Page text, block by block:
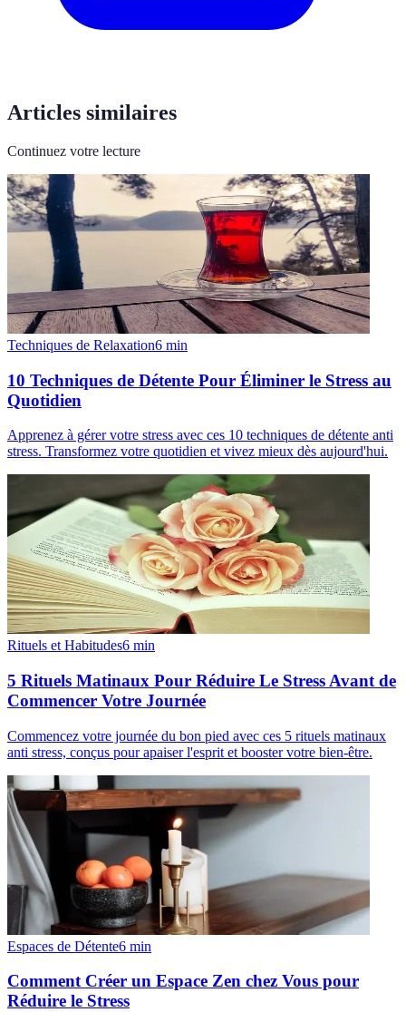
Articles similaires
Continuez votre lecture
Techniques de Relaxation6 min
10 Techniques de Détente Pour Éliminer le Stress au
Quotidien
Apprenez à gérer votre stress avec ces 10 techniques de détente anti
stress. Transformez votre quotidien et vivez mieux dès aujourd'hui.
Rituels et Habitudes6 min
5 Rituels Matinaux Pour Réduire Le Stress Avant de
Commencer Votre Journée
Commencez votre journée du bon pied avec ces 5 rituels matinaux
anti stress, conçus pour apaiser l'esprit et booster votre bien-être.
Espaces de Détente6 min
Comment Créer un Espace Zen chez Vous pour
Réduire le Stress